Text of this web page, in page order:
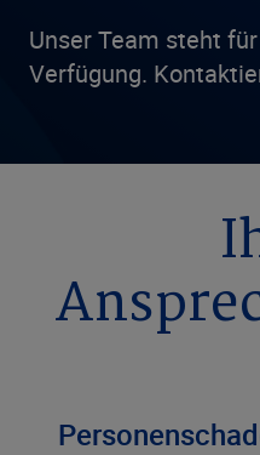
Unser Team steht
Verfügung.